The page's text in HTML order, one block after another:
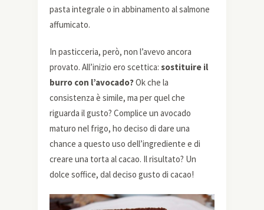
pasta integrale o in abbinamento al salmone
affumicato.
In pasticceria, però, non l’avevo ancora
provato. All’inizio ero scettica: sostituire il
burro con l’avocado?Ok che la
consistenza è simile, ma per quel che
riguarda il gusto? Complice un avocado
maturo nel frigo, ho deciso di dare una
chance a questo uso dell’ingrediente e di
creare una torta al cacao. Il risultato? Un
dolce soffice, dal deciso gusto di cacao!